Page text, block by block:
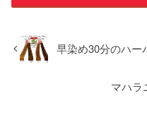
早染め30分のハー
マハラ